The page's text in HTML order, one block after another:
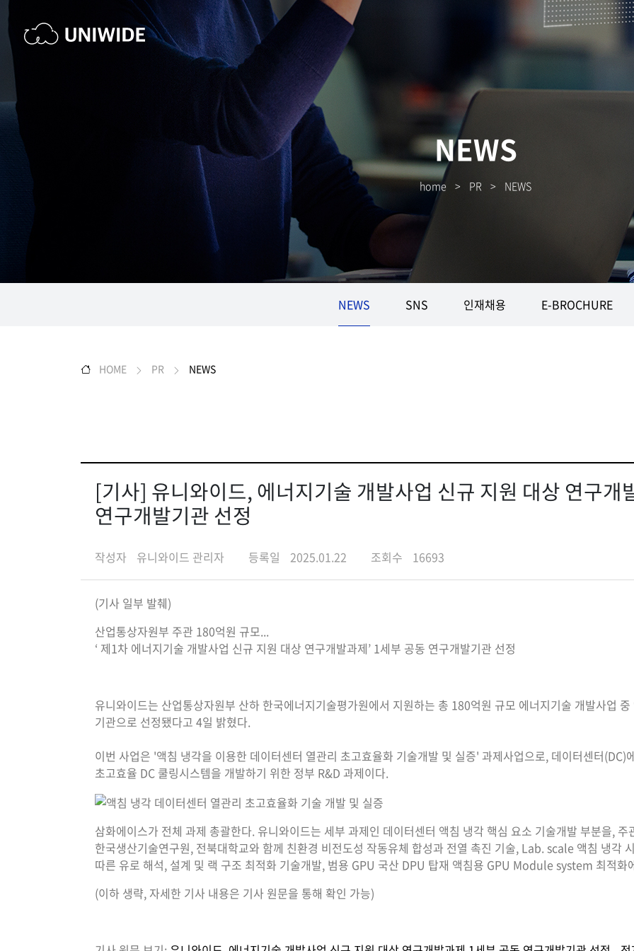
NEWS
home > PR > NEWS
NEWS SNS 인재채용 E-BROCHURE
HOME PR NEWS
[기사] 유니와이드, 에너지기술 개발사업 신규 지원 대상 연구개
연구개발기관 선정
작성자 유니와이드 관리자 등록일 2025.01.22 조회수 16693
(기사 일부 발췌)
산업통상자원부 주관 180억원 규모...
‘ 제1차 에너지기술 개발사업 신규 지원 대상 연구개발과제’ 1세부 공동 연구개발기관 선정
유니와이드는 산업통상자원부 산하 한국에너지기술평가원에서 지원하는 총 180억원 규모 에너지기술 개발사업
기관으로 선정됐다고 4일 밝혔다.
이번 사업은 '액침 냉각을 이용한 데이터센터 열관리 초고효율화 기술개발 및 실증' 과제사업으로, 데이터센터
초고효율 DC 쿨링시스템을 개발하기 위한 정부 R&D 과제이다.
삼화에이스가 전체 과제 총괄한다. 유니와이드는 세부 과제인 데이터센터 액침 냉각 핵심 요소 기술개발 부분을,
한국생산기술연구원, 전북대학교와 함께 친환경 비전도성 작동유체 합성과 전열 촉진 기술, Lab. scale 액침 냉각
따른 유로 해석, 설계 및 랙 구조 최적화 기술개발, 범용 GPU 국산 DPU 탑재 액침용 GPU Module system 최적화
(이하 생략, 자세한 기사 내용은 기사 원문을 통해 확인 가능)